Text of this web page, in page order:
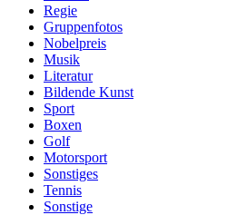
Regie
Gruppenfotos
Nobelpreis
Musik
Literatur
Bildende Kunst
Sport
Boxen
Golf
Motorsport
Sonstiges
Tennis
Sonstige